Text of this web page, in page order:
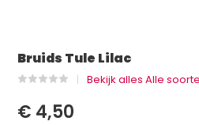
Bruids Tule Lilac
Bekijk alles Alle
€ 4,50